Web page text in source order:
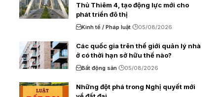
Thủ Thiêm 4, tạo động lực mới cho
phát triển đô thị
Kinh tế / Pháp luật 05/08/2026
Các quốc gia trên thế giới quản lý nhà
ở có thời hạn sở hữu thế nào?
Bất động sản 05/08/2026
Những đột phá trong Nghị quyết mới